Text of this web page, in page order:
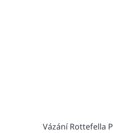
Vázání Rottefella